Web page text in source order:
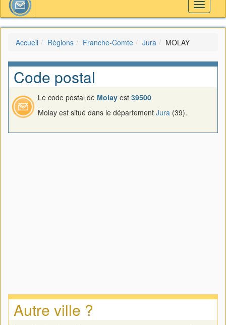
Toggle
Accueil Régions Franche-Comte Jura MOLAY
Code postal
Le code postal de Molay est 39500
Molay est situé dans le département Jura (39).
Autre ville ?